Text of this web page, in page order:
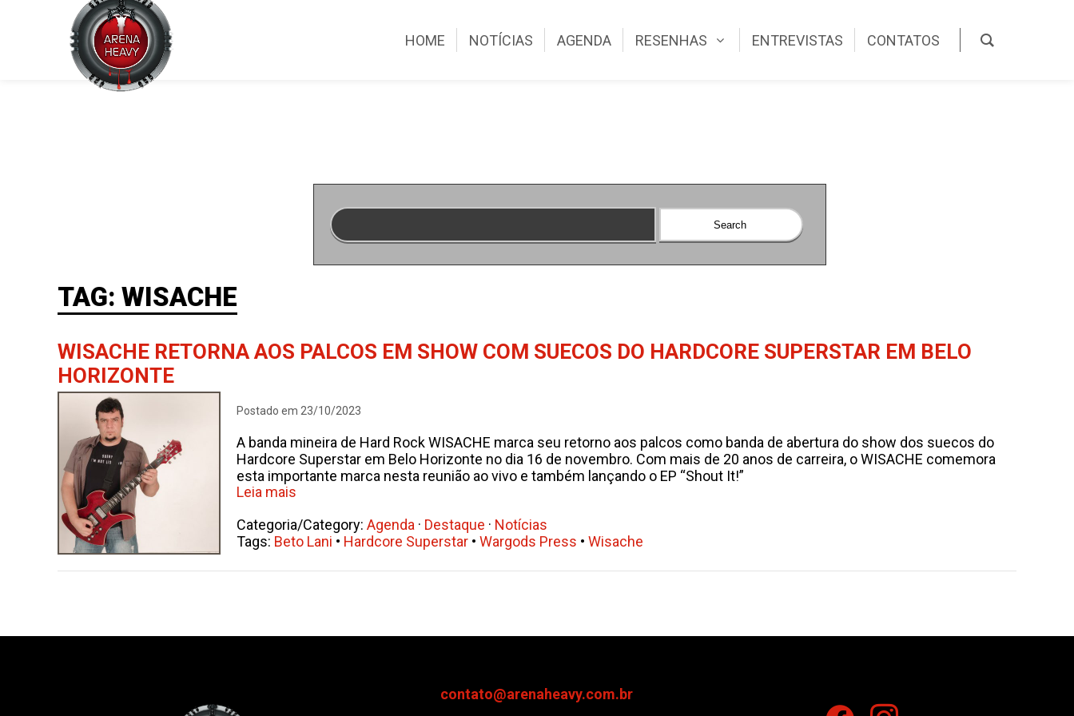
HOME NOTÍCIAS AGENDA RESENHAS ENTREVISTAS CONTATOS
TAG: WISACHE
WISACHE RETORNA AOS PALCOS EM SHOW COM SUECOS DO HARDCORE SUPERSTAR EM BELO
HORIZONTE
Postado em 23/10/2023
A banda mineira de Hard Rock WISACHE marca seu retorno aos palcos como banda de abertura do show dos suecos do
Hardcore Superstar em Belo Horizonte no dia 16 de novembro. Com mais de 20 anos de carreira, o WISACHE comemora
esta importante marca nesta reunião ao vivo e também lançando o EP “Shout It!”
Leia mais
Categoria/Category: Agenda · Destaque · Notícias
Tags: Beto Lani • Hardcore Superstar • Wargods Press • Wisache
contato@arenaheavy.com.br